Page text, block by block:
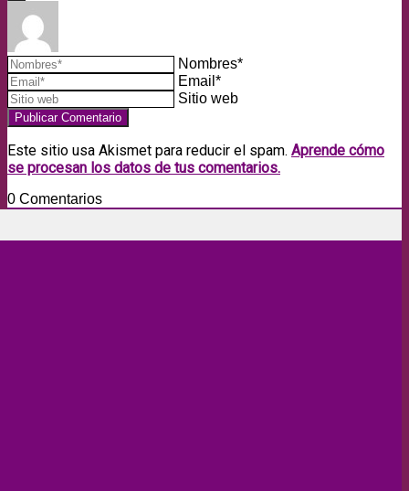
Nombres*
Email*
Sitio web
Este sitio usa Akismet para reducir el spam. Aprende cómo
se procesan los datos de tus comentarios.
0 Comentarios